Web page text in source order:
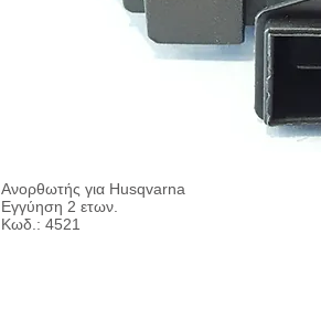
Ανορθωτής για Husqvarna
Εγγύηση 2 ετων.
Κωδ.: 4521